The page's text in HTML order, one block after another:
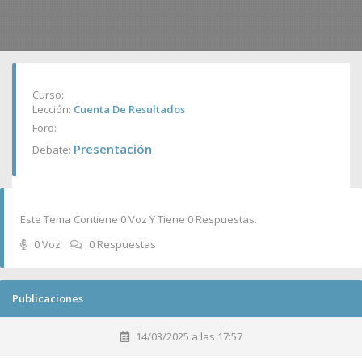
Curso:
Lección: Cuenta De Resultados
Foro:
Debate: Presentación
Este Tema Contiene 0 Voz Y Tiene 0 Respuestas.
0 Voz
0 Respuestas
Publicaciones
14/03/2025 a las 17:57